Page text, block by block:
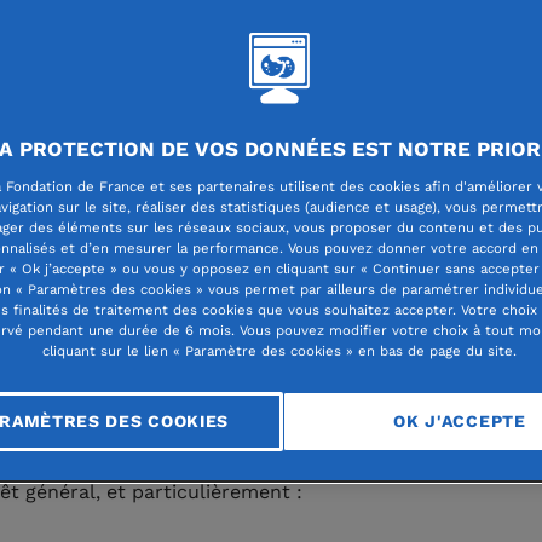
Pileje
pileje.com/
Pileje promeut la santé durable
actions de sensibilisation, d'information
auprès du plus grand nombre.
promeut la santé durable, dans un but non
général, et particulièrement :
PROTECTION DE VOS DONNÉES EST NOTRE
Fondation de France et ses partenaires utilisent des cookies afin d'améliorer
sur le site, réaliser des statistiques (audience et usage), vous
des éléments sur les réseaux sociaux, vous proposer du contenu et des
et d’en mesurer la performance. Vous pouvez donner votre accord
« Ok j’accepte » ou vous y opposez en cliquant sur « Continuer sans accepter
« Paramètres des cookies » vous permet par ailleurs de paramétrer
finalités de traitement des cookies que vous souhaitez accepter. Votre choix
pendant une durée de 6 mois. Vous pouvez modifier votre choix à tout
cliquant sur le lien « Paramètre des cookies » en bas de page du site.
DES COOKIES OK J'ACCEPTE